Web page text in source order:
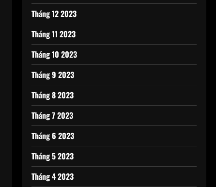
Tháng 12 2023
Tháng 11 2023
Tháng 10 2023
Tháng 9 2023
Tháng 8 2023
Tháng 7 2023
Tháng 6 2023
Tháng 5 2023
Tháng 4 2023